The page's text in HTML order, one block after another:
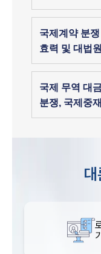
국제계약 분
효력 및 대법
국제 무역 대
분쟁, 국제중